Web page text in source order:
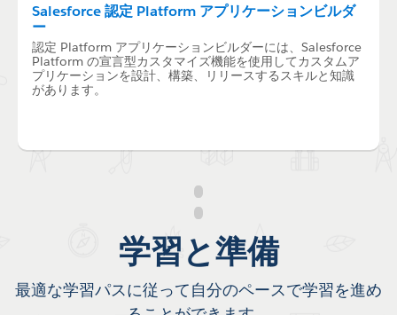
Salesforce 認定 Platform アプリケーションビルダ
ー
認定 Platform アプリケーションビルダーには、Salesforce
Platform の宣言型カスタマイズ機能を使用してカスタムア
プリケーションを設計、構築、リリースするスキルと知識
があります。
学習と準備
最適な学習パスに従って自分のペースで学習を進め